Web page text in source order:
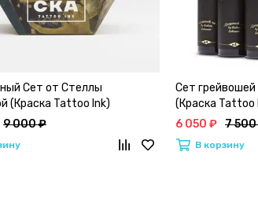
Сет от Стеллы
(Краска Tattoo Ink)
9 000 ₽
Сет грейвошей
(Краска Tattoo
6 050 ₽ 7
В корзину